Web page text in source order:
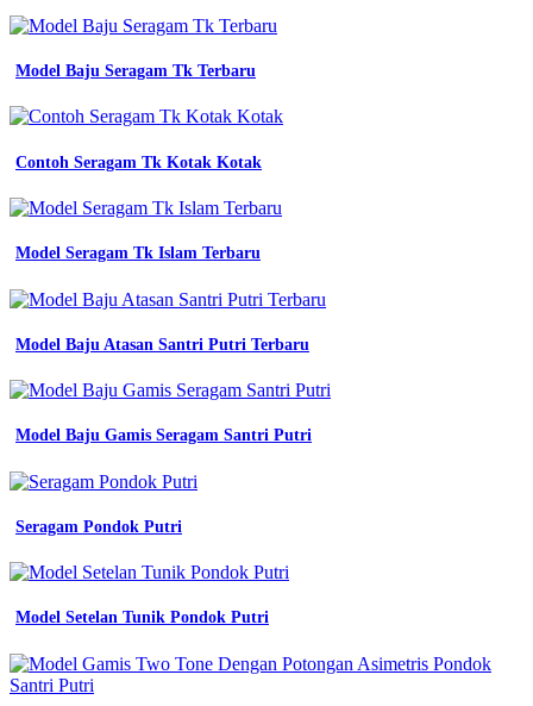
seragam
on
0882
01671
dari
konveksi
di
cari
agen
jual
seragam
sd
sma
seragam
di
medan
intan
bordir
medan
Kaos
Olahraga
Model Baju Seragam Tk Terbaru
Contoh Seragam Tk Kotak Kotak
Model Seragam Tk Islam Terbaru
Model Baju Atasan Santri Putri Terbaru
Model Baju Gamis Seragam Santri Putri
Seragam Pondok Putri
Model Setelan Tunik Pondok Putri